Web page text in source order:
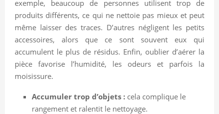
exemple, beaucoup de personnes utilisent trop de
produits différents, ce qui ne nettoie pas mieux et peut
même laisser des traces. D’autres négligent les petits
accessoires, alors que ce sont souvent eux qui
accumulent le plus de résidus. Enfin, oublier d’aérer la
pièce favorise l’humidité, les odeurs et parfois la
moisissure.
Accumuler trop d’objets : cela complique le
rangement et ralentit le nettoyage.